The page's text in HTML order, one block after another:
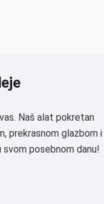
Naš alat pokretan
prekrasnom glazbom i
posebnom danu!